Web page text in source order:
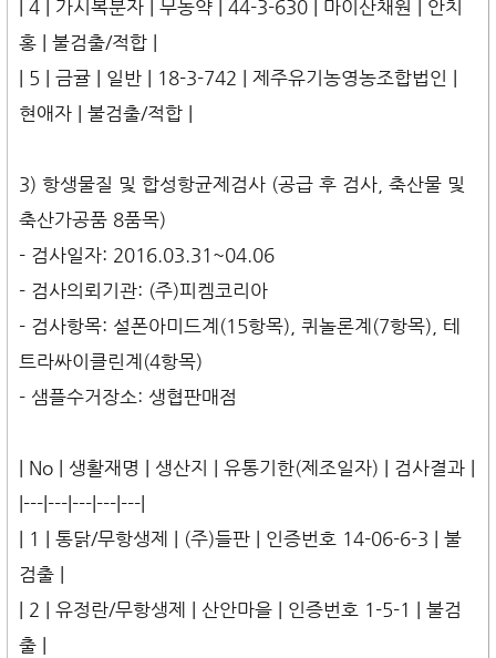
| 4 | 가시복분자 | 무농약 | 44-3-630 | 마이산채원 | 안치
홍 | 불검출/적합 |
| 5 | 금귤 | 일반 | 18-3-742 | 제주유기농영농조합법인 |
현애자 | 불검출/적합 |
3) 항생물질 및 합성항균제검사 (공급 후 검사, 축산물 및
축산가공품 8품목)
- 검사일자: 2016.03.31~04.06
- 검사의뢰기관: (주)피켐코리아
- 검사항목: 설폰아미드계(15항목), 퀴놀론계(7항목), 테
트라싸이클린계(4항목)
- 샘플수거장소: 생협판매점
| No | 생활재명 | 생산지 | 유통기한(제조일자) | 검사결과 |
|---|---|---|---|---|
| 1 | 통닭/무항생제 | (주)들판 | 인증번호 14-06-6-3 | 불
검출 |
| 2 | 유정란/무항생제 | 산안마을 | 인증번호 1-5-1 | 불검
출 |